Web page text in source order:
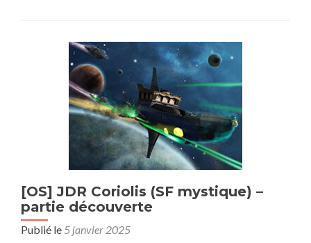
l’aventure
[OS] JDR Coriolis (SF mystique) –
partie découverte
Publié le 5 janvier 2025